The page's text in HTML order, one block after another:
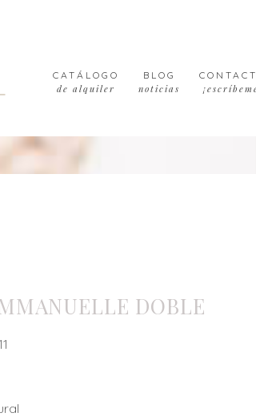
CATÁLOGO
de alquiler
BLOG
noticias
DOBLE